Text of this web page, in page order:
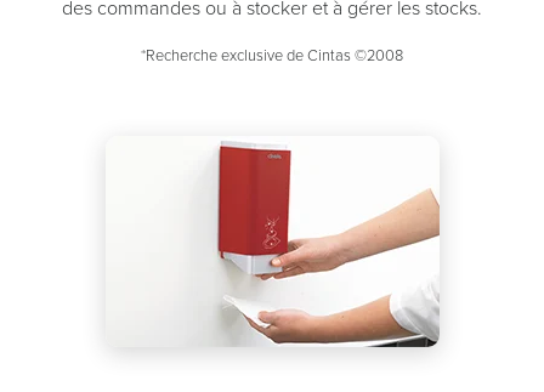
des commandes ou à stocker et à gérer les stocks.
*Recherche exclusive de Cintas ©2008